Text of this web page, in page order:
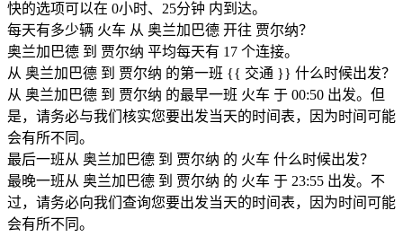
快的选项可以在 0小时、25分钟 内到达。
每天有多少辆 火车 从 奥兰加巴德 开往 贾尔纳？
奥兰加巴德 到 贾尔纳 平均每天有 17 个连接。
从 奥兰加巴德 到 贾尔纳 的第一班 {{ 交通 }} 什么时候出发？
从 奥兰加巴德 到 贾尔纳 的最早一班 火车 于 00:50 出发。但
是，请务必与我们核实您要出发当天的时间表，因为时间可能
会有所不同。
最后一班从 奥兰加巴德 到 贾尔纳 的 火车 什么时候出发？
最晚一班从 奥兰加巴德 到 贾尔纳 的 火车 于 23:55 出发。不
过，请务必向我们查询您要出发当天的时间表，因为时间可能
会有所不同。